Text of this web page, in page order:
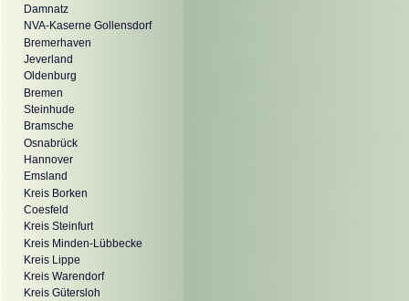
Damnatz
NVA-Kaserne Gollensdorf
Bremerhaven
Jeverland
Oldenburg
Bremen
Steinhude
Bramsche
Osnabrück
Hannover
Emsland
Kreis Borken
Coesfeld
Kreis Steinfurt
Kreis Minden-Lübbecke
Kreis Lippe
Kreis Warendorf
Kreis Gütersloh